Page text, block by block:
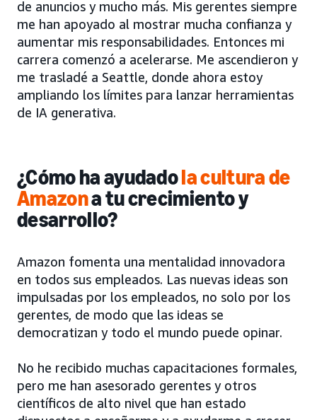
de anuncios y mucho más. Mis gerentes siempre
me han apoyado al mostrar mucha confianza y
aumentar mis responsabilidades. Entonces mi
carrera comenzó a acelerarse. Me ascendieron y
me trasladé a Seattle, donde ahora estoy
ampliando los límites para lanzar herramientas
de IA generativa.
¿Cómo ha ayudadola cultura de
Amazona tu crecimiento y
desarrollo?
Amazon fomenta una mentalidad innovadora
en todos sus empleados. Las nuevas ideas son
impulsadas por los empleados, no solo por los
gerentes, de modo que las ideas se
democratizan y todo el mundo puede opinar.
No he recibido muchas capacitaciones formales,
pero me han asesorado gerentes y otros
científicos de alto nivel que han estado